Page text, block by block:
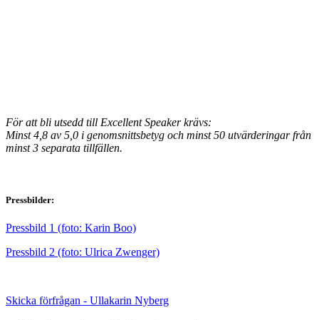
För att bli utsedd till Excellent Speaker krävs:
Minst 4,8 av 5,0 i genomsnittsbetyg och minst 50 utvärderingar från
minst 3 separata tillfällen.
Pressbilder:
Pressbild 1 (foto: Karin Boo)
Pressbild 2 (foto: Ulrica Zwenger)
Skicka förfrågan - Ullakarin Nyberg